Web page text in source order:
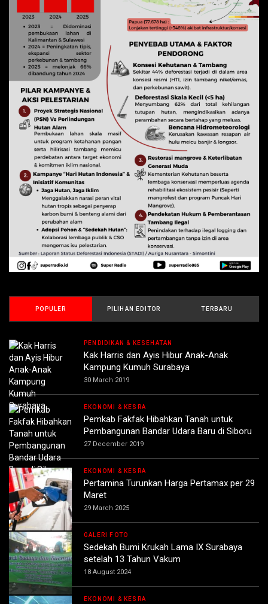
POPULER PILIHAN EDITOR TERBARU
PENDIDIKAN & KESEHATAN
Kak Harris dan Ayis Hibur Anak-Anak
Kampung Kumuh Surabaya
30 March 2019
EKONOMI & KESRA
Pemkab Fakfak Hibahkan Tanah untuk
Pembangunan Bandar Udara Baru di Siboru
27 December 2019
EKONOMI & KESRA
Pertamina Turunkan Harga Pertamax per 29
Maret
29 March 2025
GALERI FOTO
Sedekah Bumi Krukah Lama IX Surabaya
setelah 13 Tahun Vakum
18 August 2024
EKONOMI & KESRA